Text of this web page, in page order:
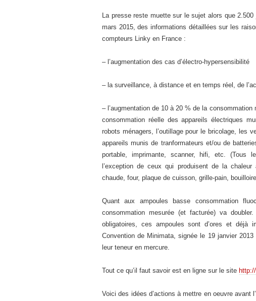
La presse reste muette sur le sujet alors que
mars 2015, des informations détaillées sur les
compteurs Linky en France :
– l’augmentation des cas d’électro-hypersensibilité
– la surveillance, à distance et en temps réel, de
– l’augmentation de 10 à 20 % de la
consommation réelle des appareils électriques
robots ménagers, l’outillage pour le bricolage, les
appareils munis de tranformateurs et/ou de
portable, imprimante, scanner, hifi, etc. (Tous
l’exception de ceux qui produisent de la
chaude, four, plaque de cuisson, grille-pain,
Quant aux ampoules basse consommation
consommation mesurée (et facturée) va
obligatoires, ces ampoules sont d’ores et déjà
Convention de Minimata, signée le 19 janvier
leur teneur en mercure.
Tout ce qu’il faut savoir est en ligne sur le site
Voici des idées d’actions à mettre en oeuvre avant